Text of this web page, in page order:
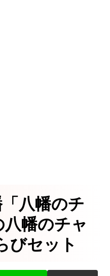
八幡のチ
幡のチャ
びセット